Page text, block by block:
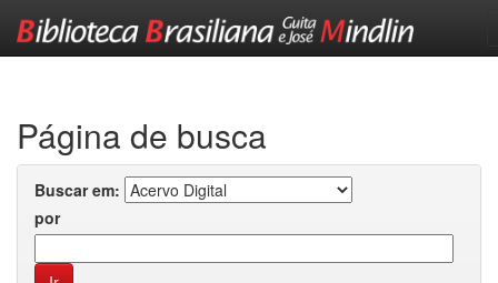
Página de busca
Buscar em:
por